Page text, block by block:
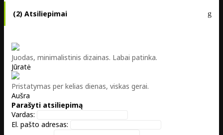
(2) Atsiliepimai
Juodas, minimalistinis dizainas. Labai patinka.
Jūratė
Pristatymas per kelias dienas, viskas gerai.
Aušra
Parašyti atsiliepimą
Vardas:
El. pašto adresas: